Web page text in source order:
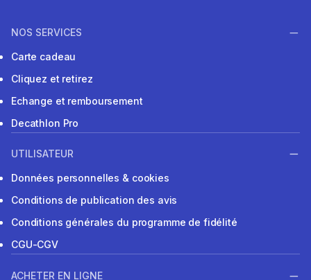
NOS SERVICES
Carte cadeau
Cliquez et retirez
Echange et remboursement
Decathlon Pro
UTILISATEUR
Données personnelles & cookies
Conditions de publication des avis
Conditions générales du programme de fidélité
CGU-CGV
ACHETER EN LIGNE